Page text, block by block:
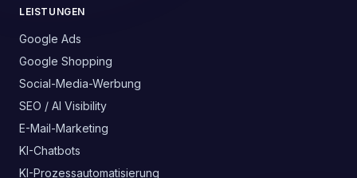
LEISTUNGEN
Google Ads
Google Shopping
Social-Media-Werbung
SEO / AI Visibility
E-Mail-Marketing
KI-Chatbots
KI-Prozessautomatisierung